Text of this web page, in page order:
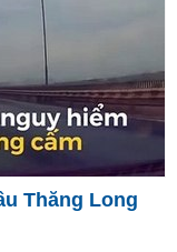
Thăng Long